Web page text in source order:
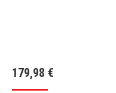
179,98 €